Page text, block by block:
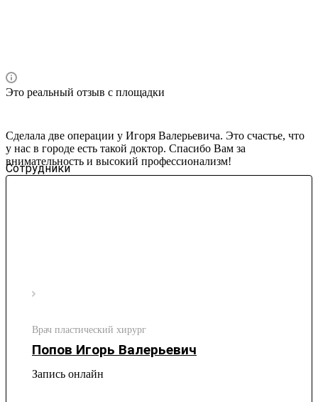
Это реальный отзыв с площадки
Сделала две операции у Игоря Валерьевича. Это счастье, что
у нас в городе есть такой доктор. Спасибо Вам за
внимательность и высокий профессионализм!
Сотрудники
Врач пластический хирург
Попов Игорь Валерьевич
Запись онлайн